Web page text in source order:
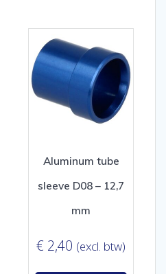
Aluminum tube
sleeve D08 – 12,7
mm
€ 2,40 (excl. btw)